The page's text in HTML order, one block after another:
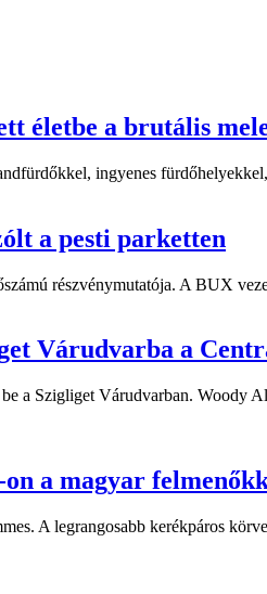
életbe a brutális
ingyenes
a pesti parketten
részvénymutatója. A BUX
Várudvarba a
a Szigliget Várudvarban. Woody
a magyar
A legrangosabb kerékpáros